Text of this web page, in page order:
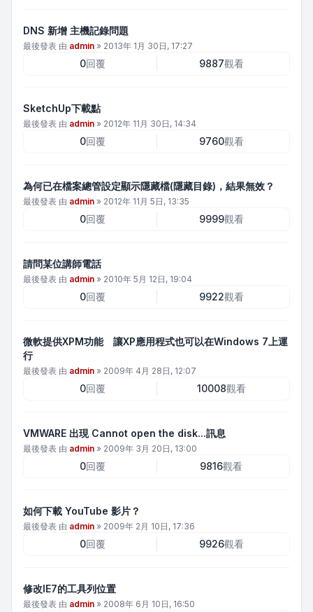
DNS 新增 主機記錄問題
最後發表 由 admin » 2013年 1月 30日, 17:27
0回覆 9887觀看
SketchUp下載點
最後發表 由 admin » 2012年 11月 30日, 14:34
0回覆 9760觀看
為何已在檔案總管設定顯示隱藏檔(隱藏目錄)，結果無效？
最後發表 由 admin » 2012年 11月 5日, 13:35
0回覆 9999觀看
請問某位講師電話
最後發表 由 admin » 2010年 5月 12日, 19:04
0回覆 9922觀看
微軟提供XPM功能 讓XP應用程式也可以在Windows 7上運
行
最後發表 由 admin » 2009年 4月 28日, 12:07
0回覆 10008觀看
VMWARE 出現 Cannot open the disk...訊息
最後發表 由 admin » 2009年 3月 20日, 13:00
0回覆 9816觀看
如何下載 YouTube 影片？
最後發表 由 admin » 2009年 2月 10日, 17:36
0回覆 9926觀看
修改IE7的工具列位置
最後發表 由 admin » 2008年 6月 10日, 16:50